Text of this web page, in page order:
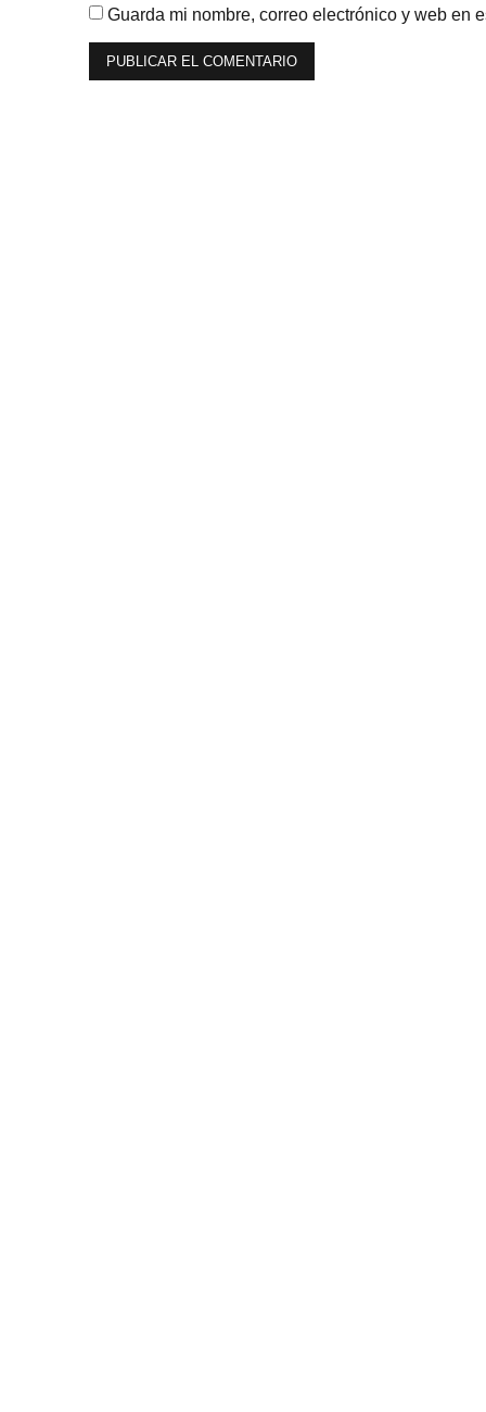
Guarda mi nombre, correo electrónico y web en